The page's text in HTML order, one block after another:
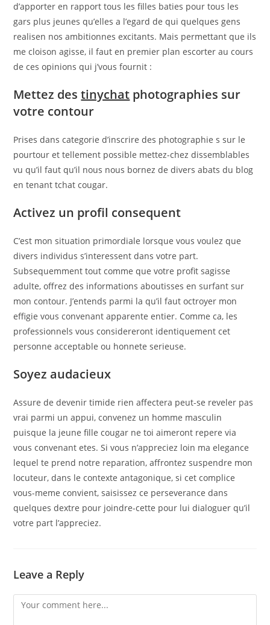
d’apporter en rapport tous les filles baties pour tous les
gars plus jeunes qu’elles a l’egard de qui quelques gens
realisen nos ambitionnes excitants. Mais permettant que ils
me cloison agisse, il faut en premier plan escorter au cours
de ces opinions qui j’vous fournit :
Mettez destinychat photographies sur
votre contour
Prises dans categorie d’inscrire des photographie s sur le
pourtour et tellement possible mettez-chez dissemblables
vu qu’il faut qu’il nous nous bornez de divers abats du blog
en tenant tchat cougar.
Activez un profil consequent
C’est mon situation primordiale lorsque vous voulez que
divers individus s’interessent dans votre part.
Subsequemment tout comme que votre profit sagisse
adulte, offrez des informations aboutisses en surfant sur
mon contour. J’entends parmi la qu’il faut octroyer mon
effigie vous convenant apparente entier. Comme ca, les
professionnels vous considereront identiquement cet
personne acceptable ou honnete serieuse.
Soyez audacieux
Assure de devenir timide rien affectera peut-se reveler pas
vrai parmi un appui, convenez un homme masculin
puisque la jeune fille cougar ne toi aimeront repere via
vous convenant etes. Si vous n’appreciez loin ma elegance
lequel te prend notre reparation, affrontez suspendre mon
locuteur, dans le contexte antagonique, si cet complice
vous-meme convient, saisissez ce perseverance dans
quelques dextre pour joindre-cette pour lui dialoguer qu’il
votre part l’appreciez.
Leave a Reply
Comment